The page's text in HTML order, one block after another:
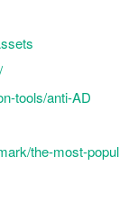
tools/anti-AD
the-most-popul